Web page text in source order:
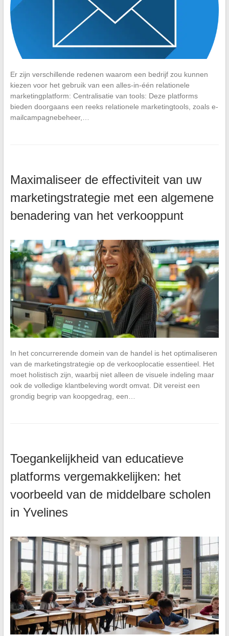
Er zijn verschillende redenen waarom een bedrijf zou kunnen
kiezen voor het gebruik van een alles-in-één relationele
marketingplatform: Centralisatie van tools: Deze platforms
bieden doorgaans een reeks relationele marketingtools, zoals e-
mailcampagnebeheer,…
Maximaliseer de effectiviteit van uw
marketingstrategie met een algemene
benadering van het verkooppunt
In het concurrerende domein van de handel is het optimaliseren
van de marketingstrategie op de verkooplocatie essentieel. Het
moet holistisch zijn, waarbij niet alleen de visuele indeling maar
ook de volledige klantbeleving wordt omvat. Dit vereist een
grondig begrip van koopgedrag, een…
Toegankelijkheid van educatieve
platforms vergemakkelijken: het
voorbeeld van de middelbare scholen
in Yvelines